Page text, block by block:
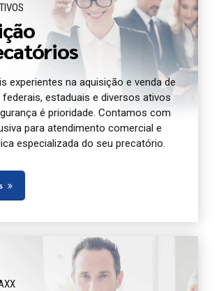
experientes na aquisição e venda de
estaduais e diversos ativos
é prioridade. Contamos com
para atendimento comercial e
especializada do seu precatório.